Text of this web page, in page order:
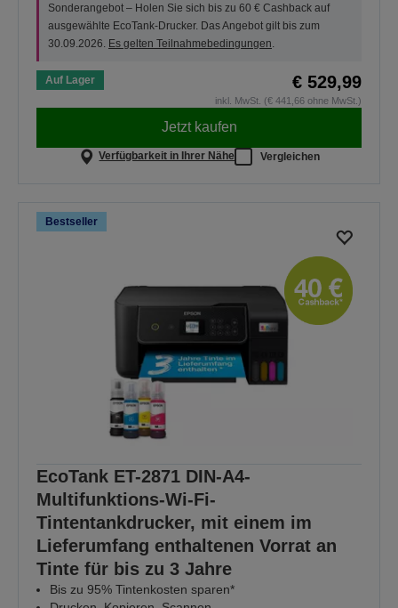
Sonderangebot – Holen Sie sich bis zu 60 € Cashback auf
ausgewählte EcoTank-Drucker. Das Angebot gilt bis zum
30.09.2026. Es gelten Teilnahmebedingungen
Auf Lager € 529,99
inkl. MwSt. (€ 441,66 ohne MwSt.)
Jetzt kaufen
Verfügbarkeit in Ihrer Nähe Vergleichen
Bestseller
EcoTank ET-2871 DIN-A4-
Multifunktions-Wi-Fi-
Tintentankdrucker, mit einem im
Lieferumfang enthaltenen Vorrat an
Tinte für bis zu 3 Jahre
Bis zu 95% Tintenkosten sparen*